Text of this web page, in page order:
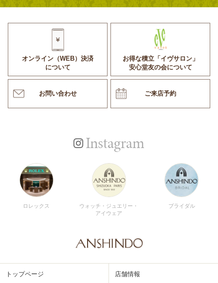
オンライン（WEB）決済
について
お得な積立「イヴサロン」
安心堂友の会について
お問い合わせ ご来店予約
Instagram
ロレックス
ウォッチ・ジュエリー・
アイウェア
ブライダル
トップページ 店舗情報